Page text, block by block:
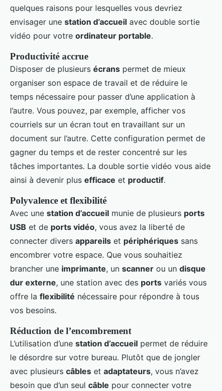
quelques raisons pour lesquelles vous devriez
envisager une station d’accueil avec double sortie
vidéo pour votre ordinateur portable.
Productivité accrue
Disposer de plusieurs écrans permet de mieux
organiser son espace de travail et de réduire le
temps nécessaire pour passer d’une application à
l’autre. Vous pouvez, par exemple, afficher vos
courriels sur un écran tout en travaillant sur un
document sur l’autre. Cette configuration permet de
gagner du temps et de rester concentré sur les
tâches importantes. La double sortie vidéo vous aide
ainsi à devenir plus efficace et productif.
Polyvalence et flexibilité
Avec une station d’accueil munie de plusieurs ports
USB et de ports vidéo, vous avez la liberté de
connecter divers appareils et périphériques sans
encombrer votre espace. Que vous souhaitiez
brancher une imprimante, un scanner ou un disque
dur externe, une station avec des ports variés vous
offre la flexibilité nécessaire pour répondre à tous
vos besoins.
Réduction de l’encombrement
L’utilisation d’une station d’accueil permet de réduire
le désordre sur votre bureau. Plutôt que de jongler
avec plusieurs câbles et adaptateurs, vous n’avez
besoin que d’un seul câble pour connecter votre